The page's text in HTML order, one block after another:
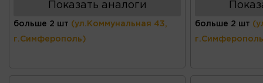
Показать аналоги
больше 2 шт (ул.Коммунальная 43,
г.Симферополь)
больше 2 шт